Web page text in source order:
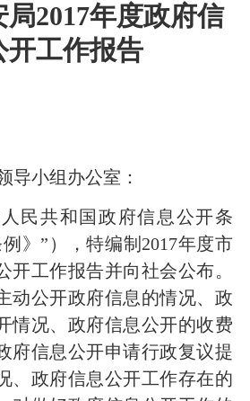
2017年度政府信
开工作报告
导小组办公室：
民共和国政府信息公开条
例》” ），特编制 2017年度市
开工作报告并向社会公布。
动公开政府信息的情况、政
情况、政府信息公开的收费
府信息公开申请行政复议提
、政府信息公开工作存在的